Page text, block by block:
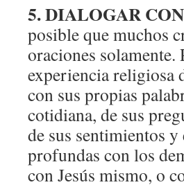
5. DIALOGAR
posible que muchos
oraciones solamente.
experiencia religiosa
con sus propias
cotidiana, de sus
de sus sentimientos
profundas con los
con Jesús mismo, o